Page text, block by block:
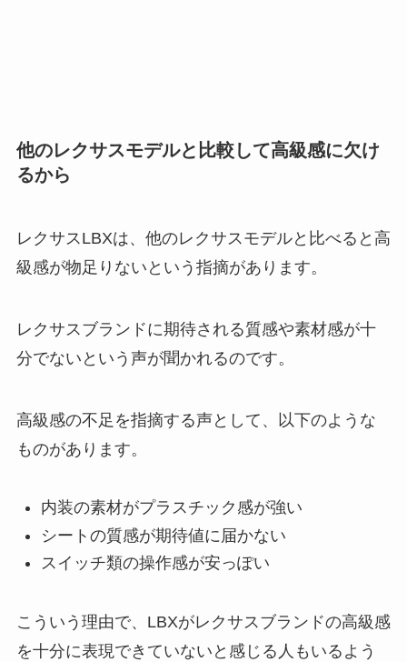
他のレクサスモデルと比較して高級感に欠け
るから
レクサスLBXは、他のレクサスモデルと比べると高
級感が物足りないという指摘があります。
レクサスブランドに期待される質感や素材感が十
分でないという声が聞かれるのです。
高級感の不足を指摘する声として、以下のような
ものがあります。
内装の素材がプラスチック感が強い
シートの質感が期待値に届かない
スイッチ類の操作感が安っぽい
こういう理由で、LBXがレクサスブランドの高級感
を十分に表現できていないと感じる人もいるよう